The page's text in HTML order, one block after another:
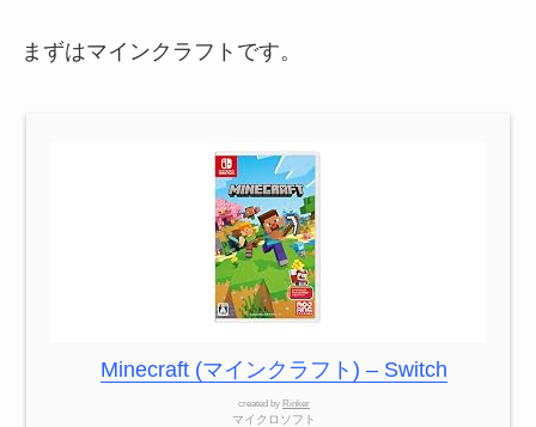
まずはマインクラフトです。
Minecraft (マインクラフト) – Switch
created by Rinker
マイクロソフト